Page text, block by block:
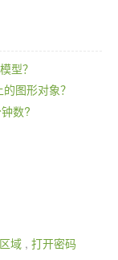
型？
图形对象？
数?
域 , 打开密码